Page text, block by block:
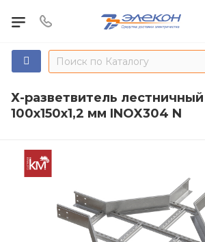
Х-разветвитель лестничный
100х150х1,2 мм INOX304 N